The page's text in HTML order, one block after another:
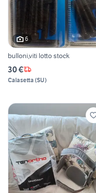
6
bulloni,viti lotto stock
30 €
Calasetta (SU)